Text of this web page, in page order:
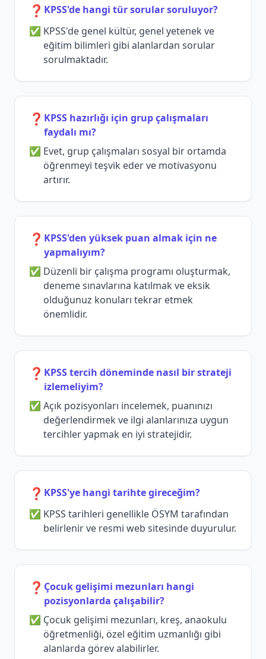
❓ KPSS'de hangi tür sorular soruluyor?
KPSS'de genel kültür, genel yetenek ve
eğitim bilimleri gibi alanlardan sorular
sorulmaktadır.
❓ KPSS hazırlığı için grup çalışmaları
faydalı mı?
Evet, grup çalışmaları sosyal bir ortamda
öğrenmeyi teşvik eder ve motivasyonu
artırır.
❓ KPSS'den yüksek puan almak için ne
yapmalıyım?
Düzenli bir çalışma programı oluşturmak,
deneme sınavlarına katılmak ve eksik
olduğunuz konuları tekrar etmek
önemlidir.
❓ KPSS tercih döneminde nasıl bir strateji
izlemeliyim?
Açık pozisyonları incelemek, puanınızı
değerlendirmek ve ilgi alanlarınıza uygun
tercihler yapmak en iyi stratejidir.
❓ KPSS'ye hangi tarihte gireceğim?
KPSS tarihleri genellikle ÖSYM tarafından
belirlenir ve resmi web sitesinde duyurulur.
❓ Çocuk gelişimi mezunları hangi
pozisyonlarda çalışabilir?
Çocuk gelişimi mezunları, kreş, anaokulu
öğretmenliği, özel eğitim uzmanlığı gibi
alanlarda görev alabilirler.